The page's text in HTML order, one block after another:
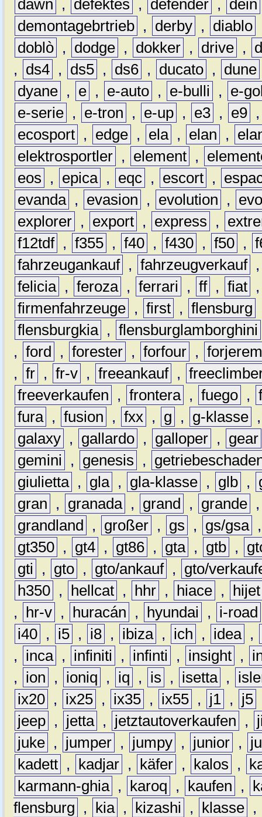
dawn , defektes , defender , dein
demontagebrtrieb , derby , diablo
doblò , dodge , dokker , drive ,
,
ds4 , ds5 , ds6 , ducato , dune
dyane , e , e-auto , e-bulli ,
e-
e-serie , e-tron , e-up , e3 , e9
ecosport , edge , ela , elan ,
elektrosportler , element ,
eos
, epica , eqc , escort ,
evanda , evasion , evolution ,
explorer , export , express ,
f12tdf , f355 , f40 , f430 , f50 ,
fahrzeugankauf , fahrzeugverkauf
felicia , feroza , ferrari , ff , fiat
firmenfahrzeuge , first , flensburg
flensburgkia , flensburglamborghini
, ford , forester , forfour ,
, fr , fr-v , freeankauf ,
freeverkaufen
, frontera , fuego ,
fura , fusion , fxx , g , g-klasse
galaxy , gallardo , galloper ,
gear
gemini
, genesis ,
giulietta , gla , gla-klasse , glb ,
gran
, granada , grand , grande
grandland
, großer , gs , gs/gsa
gt350 , gt4 , gt86 , gta , gtb ,
gti
, gto , gto/ankauf ,
gto/
h350 , hellcat , hhr , hiace ,
hijet
,
hr-v , huracán , hyundai ,
i-road
i40 , i5 , i8 , ibiza , ich , idea ,
,
inca , infiniti , infinti , insight ,
,
ion , ioniq , iq , is , isetta ,
ix20 , ix25 , ix35 , ix55 , j1 , j5
jeep , jetta , jetztautoverkaufen ,
juke , jumper , jumpy , junior ,
kadett , kadjar , käfer , kalos ,
karmann-ghia , karoq , kaufen ,
flensburg
, kia , kizashi , klasse ,